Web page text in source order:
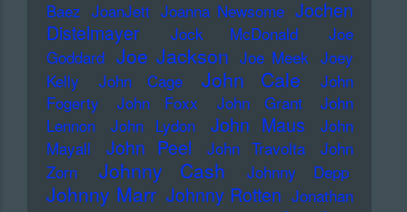
Baez JoanJett Joanna Newsome Jochen
Distelmayer
Jock McDonald
Joe
Goddard Joe Jackson Joe Meek Joey
Kelly
John Cage John Cale
John
Fogerty
John Foxx John Grant
John
Lennon
John Lydon John Maus
John
Mayall
John Peel John Travolta
John
Zorn
Johnny Cash Johnny Depp
Johnny Marr Johnny Rotten Jonathan